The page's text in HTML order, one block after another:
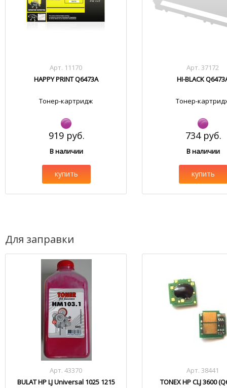
Арт. 11170
HAPPY PRINT Q6473A
Тонер-картридж
919 руб.
В наличии
купить
Арт. 37172
HI-BLACK
Тонер-
734 руб.
В наличии
купить
Для заправки
Арт. 43370
BULAT HP LJ Universal 1025 1215
Арт. 38441
TONEX HP CLJ 3600